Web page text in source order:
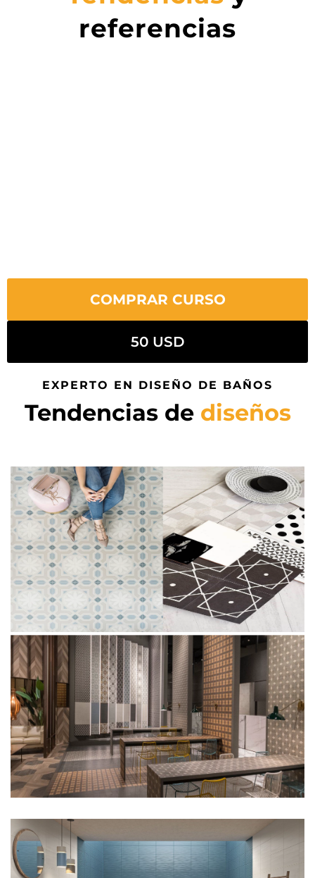
referencias
COMPRAR CURSO
50 USD
EXPERTO EN DISEÑO DE BAÑOS
Tendencias de diseños